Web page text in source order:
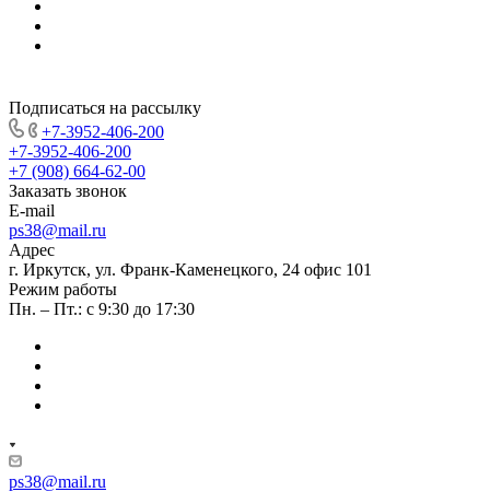
Подписаться на рассылку
+7-3952-406-200
+7-3952-406-200
+7 (908) 664-62-00
Заказать звонок
E-mail
ps38@mail.ru
Адрес
г. Иркутск, ул. Франк-Каменецкого, 24 офис 101
Режим работы
Пн. – Пт.: с 9:30 до 17:30
ps38@mail.ru